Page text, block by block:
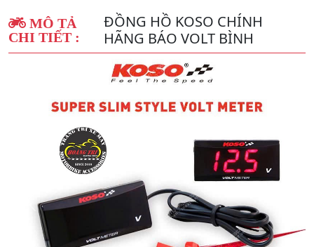
MÔ TẢ
CHI TIẾT :
ĐỒNG HỒ KOSO CHÍNH
HÃNG BÁO VOLT BÌNH
Quay
Lại
theo